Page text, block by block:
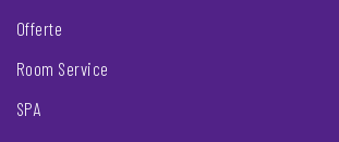
Offerte
Room Service
SPA